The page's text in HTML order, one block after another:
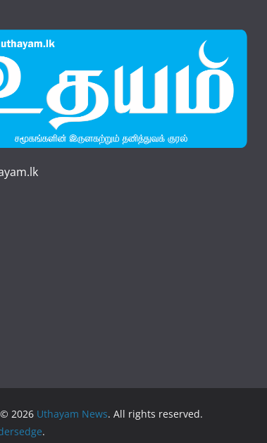
2026 Uthayam News. All rights reserved.
.